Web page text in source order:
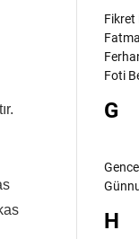
Fikret
Foti
G
H